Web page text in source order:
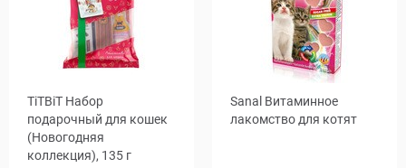
TiTBiT Набор
подарочный для кошек
(Новогодняя
коллекция), 135 г
Sanal Витаминное
лакомство для котят